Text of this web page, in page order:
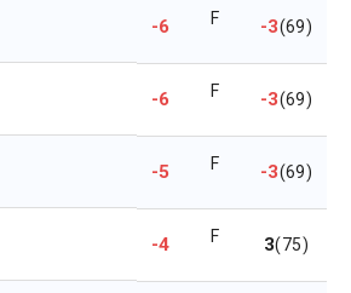
-6 F -3(69)
-6 F -3(69)
-5 F -3(69)
-4 F 3(75)